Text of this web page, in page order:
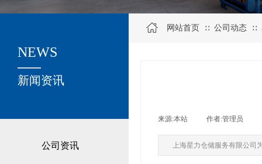
公司资讯
关于我们
新闻资讯
NEWS
网站首页 ∷ 公司动态 ∷
来源:本站 作者:管理员
上海星力仓储服务有限公